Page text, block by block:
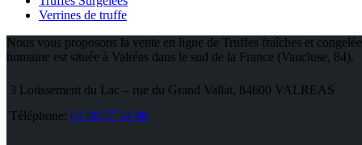
Verrines de truffe
Nous vous proposons la vente en ligne de Truffes fraîches et
humaine est située à Valréas dans le sud de la France (Vaucluse, 84).
3 Lotissement du Lac – rue du Grand Vallat, 84600 VALREAS
Téléphone: 04 90 37 34 08